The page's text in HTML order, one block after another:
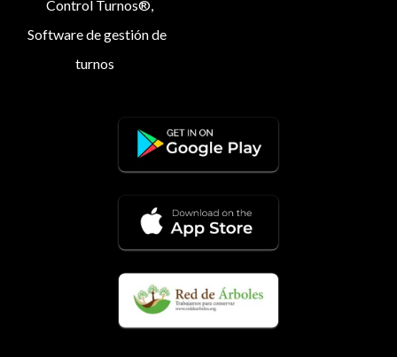
Control Turnos®,
Software de gestión de
turnos